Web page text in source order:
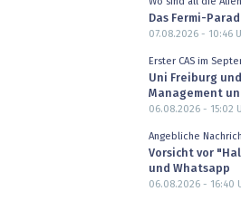
Das Fermi-
07.08.2026 - 10:46
Erster CAS im
Uni Freiburg
Management
06.08.2026 - 15:02
Angebliche
Vorsicht vor
und Whatsapp
06.08.2026 - 16:40